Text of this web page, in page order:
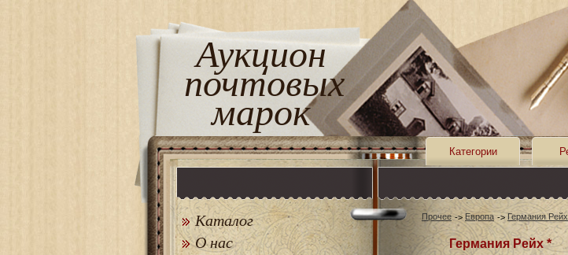
Аукцион
почтовых
марок
Категории
Каталог
О нас
Прочее Европа Германия Рейх
Германия Рейх *